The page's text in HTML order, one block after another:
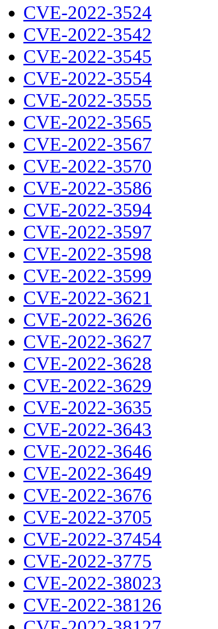
CVE-2022-3524
CVE-2022-3542
CVE-2022-3545
CVE-2022-3554
CVE-2022-3555
CVE-2022-3565
CVE-2022-3567
CVE-2022-3570
CVE-2022-3586
CVE-2022-3594
CVE-2022-3597
CVE-2022-3598
CVE-2022-3599
CVE-2022-3621
CVE-2022-3626
CVE-2022-3627
CVE-2022-3628
CVE-2022-3629
CVE-2022-3635
CVE-2022-3643
CVE-2022-3646
CVE-2022-3649
CVE-2022-3676
CVE-2022-3705
CVE-2022-37454
CVE-2022-3775
CVE-2022-38023
CVE-2022-38126